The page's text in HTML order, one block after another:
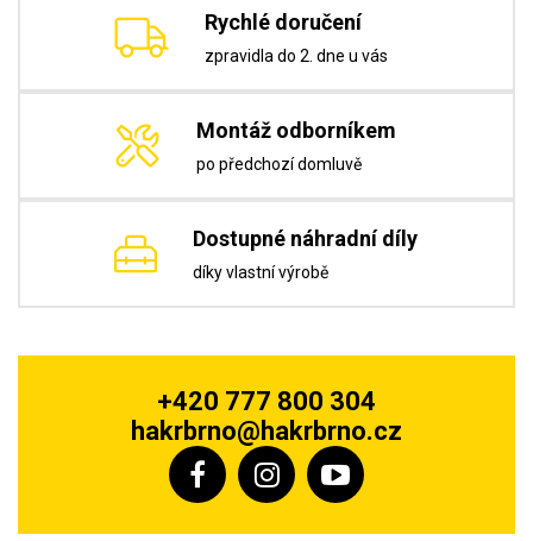
Rychlé doručení
zpravidla do 2. dne u vás
Montáž odborníkem
po předchozí domluvě
Dostupné náhradní díly
díky vlastní výrobě
+420 777 800 304
hakrbrno@hakrbrno.cz